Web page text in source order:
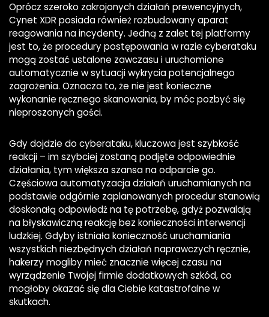
Oprócz szeroko zakrojonych działań prewencyjnych,
Cynet XDR posiada również rozbudowany aparat
reagowania na incydenty. Jedną z zalet tej platformy
jest to, że procedury postępowania w razie cyberataku
mogą zostać ustalone zawczasu i uruchomione
automatycznie w sytuacji wykrycia potencjalnego
zagrożenia. Oznacza to, że nie jest konieczne
wykonanie ręcznego skanowania, by móc pozbyć się
nieproszonych gości.
Gdy dojdzie do cyberataku, kluczowa jest szybkość
reakcji – im szybciej zostaną podjęte odpowiednie
działania, tym większa szansa na odparcie go.
Częściowa automatyzacja działań uruchamianych na
podstawie odgórnie zaplanowanych procedur stanowią
doskonałą odpowiedź na tę potrzebę, gdyż pozwalają
na błyskawiczną reakcję bez konieczności interwencji
ludzkiej. Gdyby istniała konieczność uruchamiania
wszystkich niezbędnych działań naprawczych ręcznie,
hakerzy mogliby mieć znacznie więcej czasu na
wyrządzenie Twojej firmie dodatkowych szkód, co
mogłoby okazać się dla Ciebie katastrofalne w
skutkach.